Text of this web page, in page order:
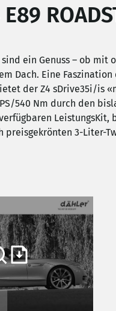
ein Genuss – ob mit
Dach. Eine Faszination
der Z4 sDrive35i/is
540 Nm durch den
LeistungsKit,
preisgekrönten 3-Liter-